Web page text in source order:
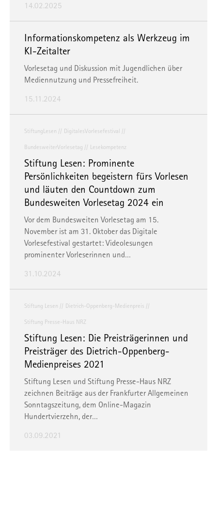
14.02.2025
Informationskompetenz als Werkzeug im
KI-Zeitalter
Vorlesetag und Diskussion mit Jugendlichen über
Mediennutzung und Pressefreiheit.
15.11.2024
StiftungLesen DigitalesVorlesefestival
BundesweiterVorlesetag Lesekompetenz
Stiftung Lesen: Prominente
Persönlichkeiten begeistern fürs Vorlesen
und läuten den Countdown zum
Bundesweiten Vorlesetag 2024 ein
Vor dem Bundesweiten Vorlesetag am 15.
November ist am 31. Oktober das Digitale
Vorlesefestival gestartet: Videolesungen
prominenter Vorleserinnen und…
31.10.2024
Stiftung Lesen Dietrich-Oppenberg-Medienpreis
Stiftung Presse-Haus NRZ
Stiftung Lesen: Die Preisträgerinnen und
Preisträger des Dietrich-Oppenberg-
Medienpreises 2021
Stiftung Lesen und Stiftung Presse-Haus NRZ
zeichnen Beiträge aus der Frankfurter Allgemeinen
Sonntagszeitung, dem Online-Magazin
Hundertvierzehn, der…
03.09.2021